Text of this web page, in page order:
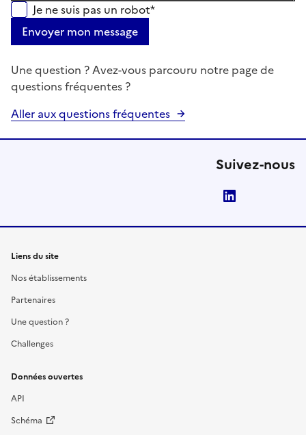
Je ne suis pas un robot*
Envoyer mon message
Une question ? Avez-vous parcouru notre page de
questions fréquentes ?
Aller aux questions fréquentes
Suivez-nous
Liens du site
Nos établissements
Partenaires
Une question ?
Challenges
Données ouvertes
API
Schéma